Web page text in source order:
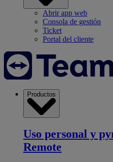
Abrir app web
Consola de gestión
Ticket
Portal del cliente
Productos
Uso personal y
Remote